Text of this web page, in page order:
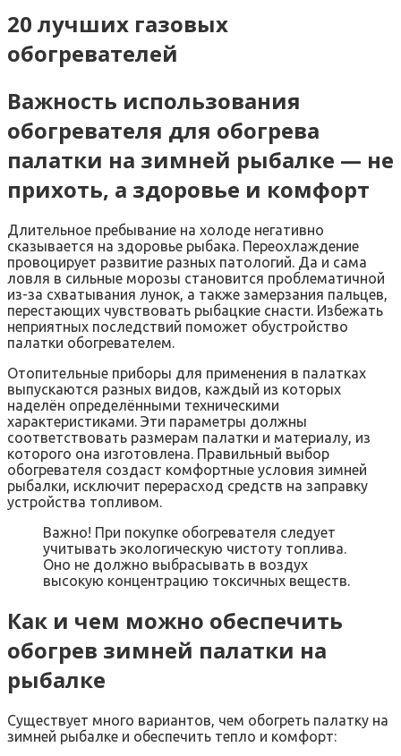
20 лучших газовых
обогревателей
Важность использования
обогревателя для обогрева
палатки на зимней рыбалке — не
прихоть, а здоровье и комфорт
Длительное пребывание на холоде негативно
сказывается на здоровье рыбака. Переохлаждение
провоцирует развитие разных патологий. Да и сама
ловля в сильные морозы становится проблематичной
из-за схватывания лунок, а также замерзания пальцев,
перестающих чувствовать рыбацкие снасти. Избежать
неприятных последствий поможет обустройство
палатки обогревателем.
Отопительные приборы для применения в палатках
выпускаются разных видов, каждый из которых
наделён определёнными техническими
характеристиками. Эти параметры должны
соответствовать размерам палатки и материалу, из
которого она изготовлена. Правильный выбор
обогревателя создаст комфортные условия зимней
рыбалки, исключит перерасход средств на заправку
устройства топливом.
Важно! При покупке обогревателя следует
учитывать экологическую чистоту топлива.
Оно не должно выбрасывать в воздух
высокую концентрацию токсичных веществ.
Как и чем можно обеспечить
обогрев зимней палатки на
рыбалке
Существует много вариантов, чем обогреть палатку на
зимней рыбалке и обеспечить тепло и комфорт: